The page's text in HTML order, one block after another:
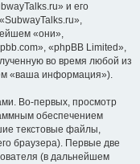
и его
«они»,
«phpBB Limited»,
во время любой из
«ваша информация»).
Во-первых, просмотр
обеспечением
текстовые файлы,
браузера). Первые две
(в дальнейшем